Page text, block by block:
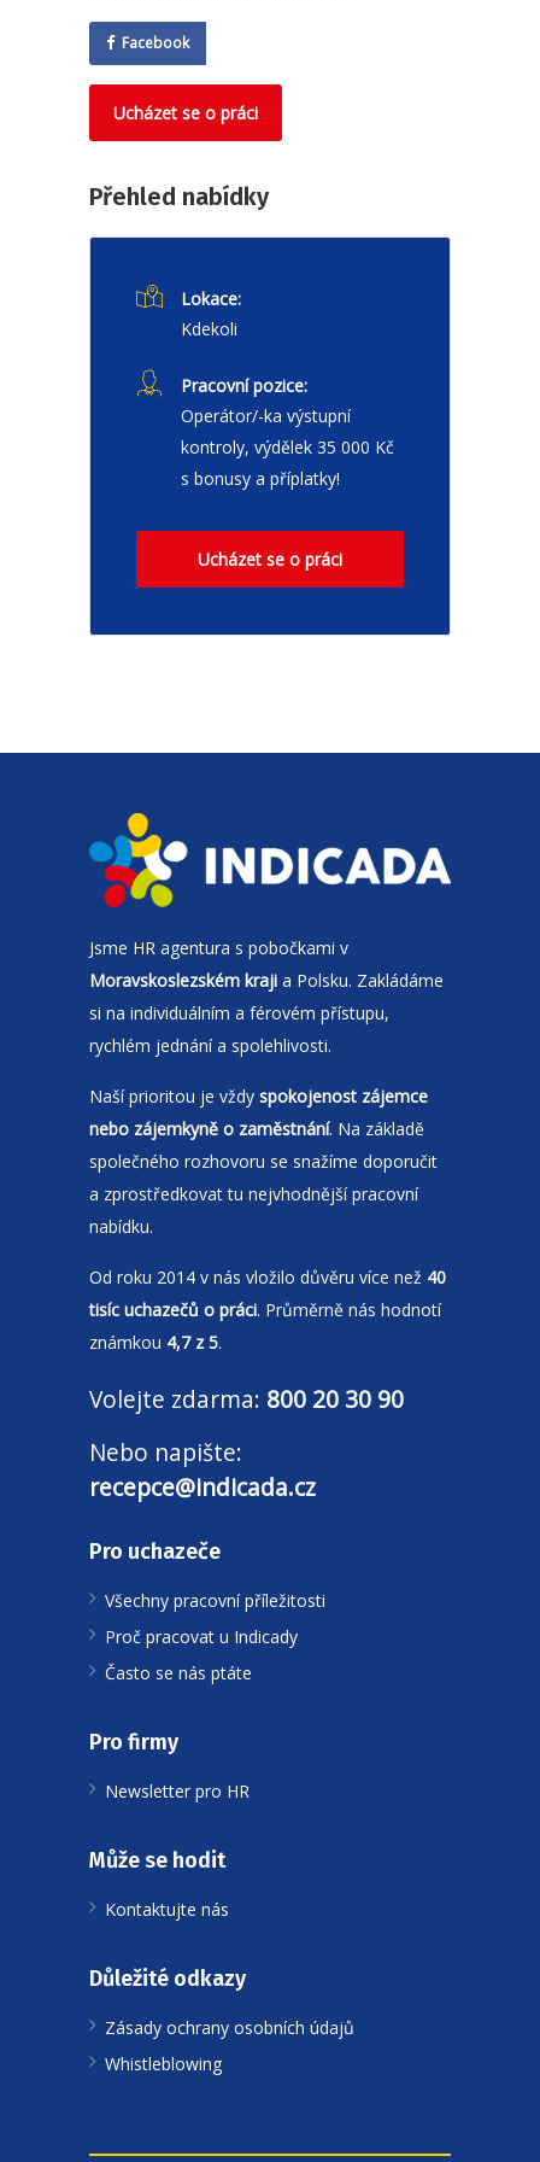
Facebook
Ucházet se o práci
Přehled nabídky
Lokace:
Kdekoli
Pracovní pozice:
Operátor/-ka výstupní
kontroly, výdělek 35 000 Kč
s bonusy a příplatky!
Ucházet se o práci
Jsme HR agentura s pobočkami v
Moravskoslezském kraji a Polsku. Zakládáme
si na individuálním a férovém přístupu,
rychlém jednání a spolehlivosti.
Naší prioritou je vždy spokojenost zájemce
nebo zájemkyně o zaměstnání. Na základě
společného rozhovoru se snažíme doporučit
a zprostředkovat tu nejvhodnější pracovní
nabídku.
Od roku 2014 v nás vložilo důvěru více než 40
tisíc uchazečů o práci. Průměrně nás hodnotí
známkou 4,7 z 5.
Volejte zdarma: 800 20 30 90
Nebo napište:
recepce@indicada.cz
Pro uchazeče
Všechny pracovní příležitosti
Proč pracovat u Indicady
Často se nás ptáte
Pro firmy
Newsletter pro HR
Může se hodit
Kontaktujte nás
Důležité odkazy
Zásady ochrany osobních údajů
Whistleblowing